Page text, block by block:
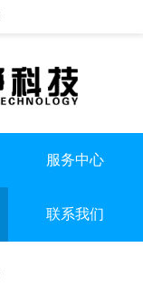
服务中心
手术室净化装修
实验室净化装修
联系我们